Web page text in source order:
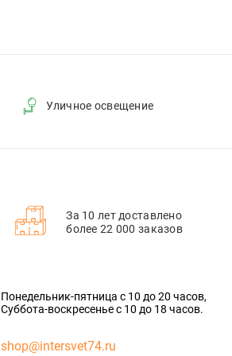
Уличное освещение
За 10 лет доставлено
более 22 000 заказов
Понедельник-пятница с 10 до 20 часов,
Суббота-воскресенье с 10 до 18 часов.
shop@intersvet74.ru